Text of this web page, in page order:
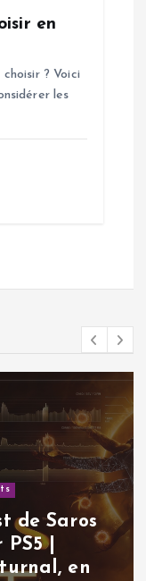
en
? Voici
les
de Saros
PS5 |
en